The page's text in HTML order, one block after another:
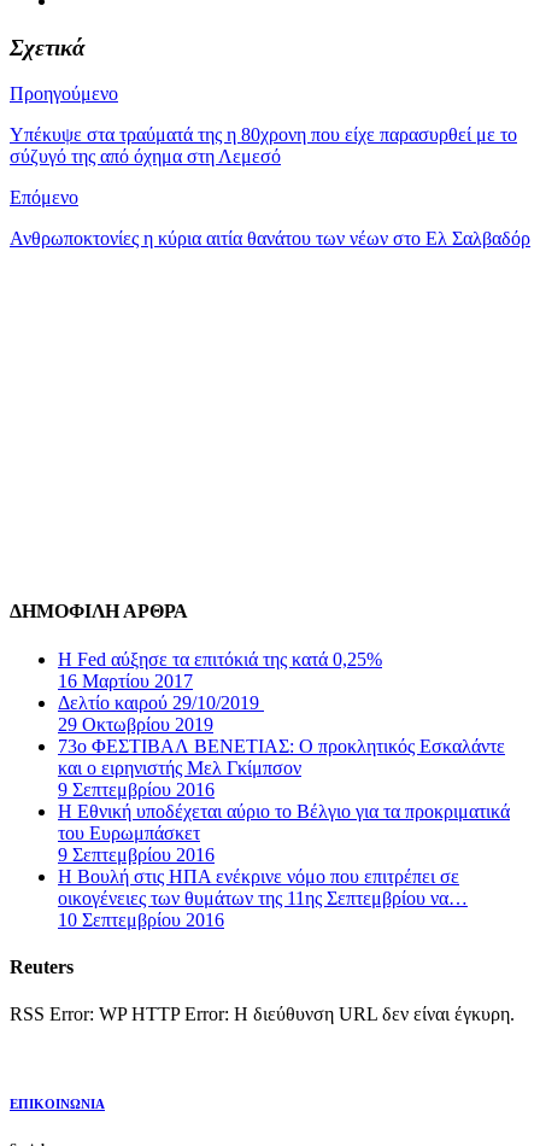
Σχετικά
Προηγούμενο
Υπέκυψε στα τραύματά της η 80χρονη που είχε παρασυρθεί με το
σύζυγό της από όχημα στη Λεμεσό
Επόμενο
Ανθρωποκτονίες η κύρια αιτία θανάτου των νέων στο Ελ Σαλβαδόρ
ΔΗΜΟΦΙΛΗ ΑΡΘΡΑ
Η Fed αύξησε τα επιτόκιά της κατά 0,25%
16 Μαρτίου 2017
Δελτίο καιρού 29/10/2019
29 Οκτωβρίου 2019
73ο ΦΕΣΤΙΒΑΛ ΒΕΝΕΤΙΑΣ: Ο προκλητικός Εσκαλάντε
και ο ειρηνιστής Μελ Γκίμπσον
9 Σεπτεμβρίου 2016
Η Εθνική υποδέχεται αύριο το Βέλγιο για τα προκριματικά
του Ευρωμπάσκετ
9 Σεπτεμβρίου 2016
Η Βουλή στις ΗΠΑ ενέκρινε νόμο που επιτρέπει σε
οικογένειες των θυμάτων της 11ης Σεπτεμβρίου να…
10 Σεπτεμβρίου 2016
Reuters
RSS Error: WP HTTP Error: Η διεύθυνση URL δεν είναι έγκυρη.
ΕΠΙΚΟΙΝΩΝΙΑ